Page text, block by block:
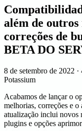
além de outros
correções de
BETA DO
8 de setembro de 2022 ·
Potassium
Acabamos de lançar o
melhorias, correções e
atualização inclui novos
plugins e opções